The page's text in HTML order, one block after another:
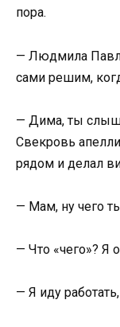
пора.
— Людмила
сами решим,
— Дима, ты
Свекровь
рядом и делал
— Мам, ну чего
— Что «чего»? Я
— Я иду